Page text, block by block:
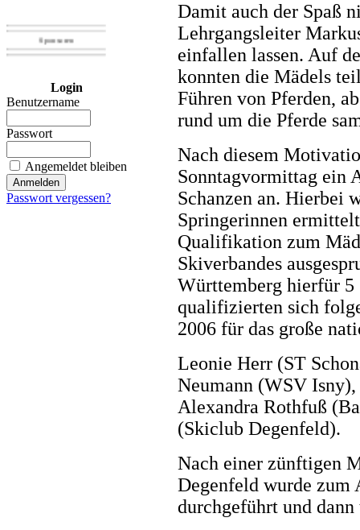
Sponsoren
Login
Benutzername
Passwort
Angemeldet bleiben
Passwort vergessen?
Damit auch der Spaß
Lehrgangsleiter
einfallen lassen. Auf
konnten die Mädels
Führen von Pferden,
rund um die Pferde
Nach diesem
Sonntagvormittag ein
Schanzen an. Hierbei
Springerinnen
Qualifikation zum
Skiverbandes
Württemberg hierfür 5
qualifizierten sich
2006 für das große
Leonie Herr (ST
Neumann (WSV
Alexandra Rothfuß
(Skiclub Degenfeld).
Nach einer zünftigen
Degenfeld wurde zum
durchgeführt und